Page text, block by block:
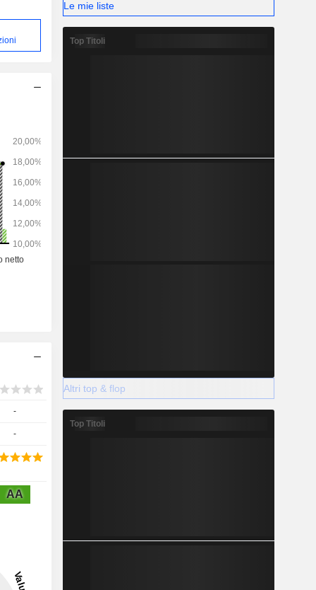
-
-
AA
Le mie liste
Top Titoli
Altri top & flop
Top Titoli